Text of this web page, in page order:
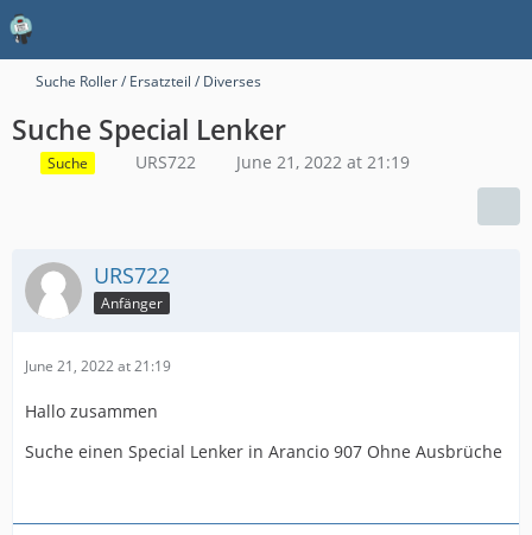
Suche Roller / Ersatzteil / Diverses
Suche Special Lenker
Suche URS722 June 21, 2022 at 21:19
URS722
Anfänger
June 21, 2022 at 21:19
Hallo zusammen
Suche einen Special Lenker in Arancio 907 Ohne Ausbrüche